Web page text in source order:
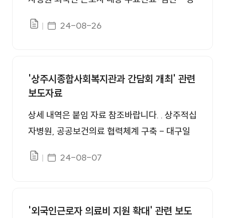
인 출장 무료진료 - 대구신문 (idaegu.co.kr) [8
소식 (medicalworldnews.co.kr) 상주적십자병
원, 외국인 근로자 대상 무료출장 진료-건강 검
진 < 대구·경북 < 지역 < 기사본문 - 데일리한
국 (hankooki.com) 상주적십자병원, 저소득 외
ews.co.kr) 상주적십자병원, 외국인 근로자 건
소득 외국인 근로자에 출장진료 및 건강검진 실
파일있음게시일자
24-08-26
'상주시종합사회복지관과 간담회 개최' 관련
보도자료
상세 내역은 붙임 자료 참조바랍니다. . 상주적십
자병원, 공공보건의료 협력체계 구축 - 대구일
회복지관 간담회 - 대구신문 (idaegu.co.kr) 상
원, 상주시종합사회복지관 간담회 가져 < 대구·
파일있음게시일자
24-08-07
'외국인근로자 의료비 지원 확대' 관련 보도